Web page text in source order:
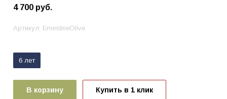
4 700 руб.
Артикул: ErnestineOlive
6 лет
В корзину Купить в 1 клик